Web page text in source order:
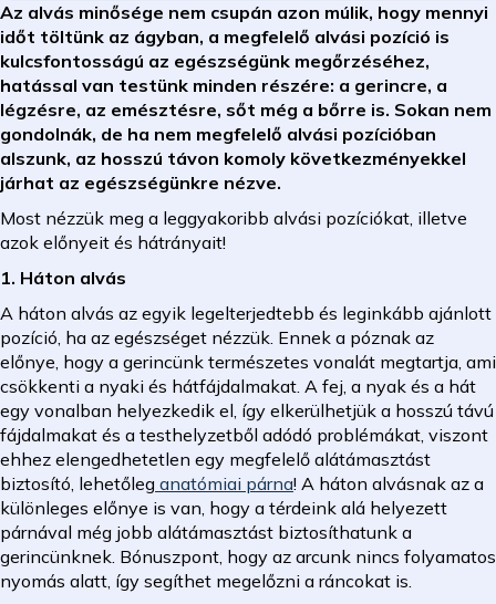
Az alvás minősége nem csupán azon múlik, hogy mennyi
időt töltünk az ágyban, a megfelelő alvási pozíció is
kulcsfontosságú az egészségünk megőrzéséhez,
hatással van testünk minden részére: a gerincre, a
légzésre, az emésztésre, sőt még a bőrre is. Sokan nem
gondolnák, de ha nem megfelelő alvási pozícióban
alszunk, az hosszú távon komoly következményekkel
járhat az egészségünkre nézve.
Most nézzük meg a leggyakoribb alvási pozíciókat, illetve
azok előnyeit és hátrányait!
1. Háton alvás
A háton alvás az egyik legelterjedtebb és leginkább ajánlott
pozíció, ha az egészséget nézzük. Ennek a póznak az
előnye, hogy a gerincünk természetes vonalát megtartja, ami
csökkenti a nyaki és hátfájdalmakat. A fej, a nyak és a hát
egy vonalban helyezkedik el, így elkerülhetjük a hosszú távú
fájdalmakat és a testhelyzetből adódó problémákat, viszont
ehhez elengedhetetlen egy megfelelő alátámasztást
biztosító, lehetőleg anatómiai párna! A háton alvásnak az a
különleges előnye is van, hogy a térdeink alá helyezett
párnával még jobb alátámasztást biztosíthatunk a
gerincünknek. Bónuszpont, hogy az arcunk nincs folyamatos
nyomás alatt, így segíthet megelőzni a ráncokat is.